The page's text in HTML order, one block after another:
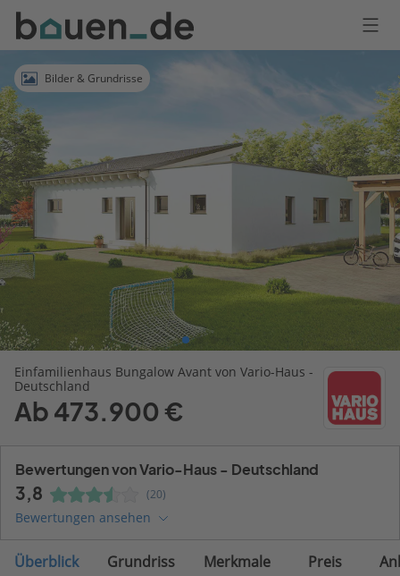
Bauen
Logo
AnmeldenBilder & Grundrisse
Einfamilienhaus Bungalow Avant von Vario-Haus -
Deutschland
Ab 473.900 €
Bewertungen von Vario-Haus - Deutschland
3,8 (20)
Bewertungen ansehen
Überblick Grundriss Merkmale Preis